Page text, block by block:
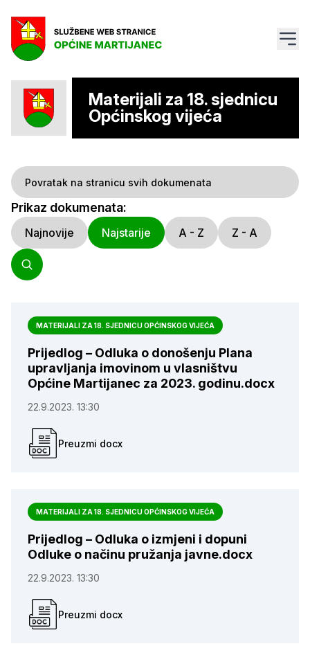
Materijali za 18. sjednicu
Općinskog vijeća
Povratak na stranicu svih dokumenata
Prikaz dokumenata:
Najnovije Najstarije A - Z Z - A
MATERIJALI ZA 18. SJEDNICU OPĆINSKOG VIJEĆA
Prijedlog – Odluka o donošenju Plana
upravljanja imovinom u vlasništvu
Općine Martijanec za 2023. godinu.docx
22.9.2023. 13:30
Preuzmi docx
MATERIJALI ZA 18. SJEDNICU OPĆINSKOG VIJEĆA
Prijedlog – Odluka o izmjeni i dopuni
Odluke o načinu pružanja javne.docx
22.9.2023. 13:30
Preuzmi docx